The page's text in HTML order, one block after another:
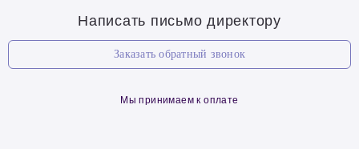
Написать письмо директору
Заказать обратный звонок
Мы принимаем к оплате